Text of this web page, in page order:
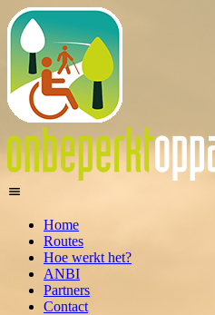
Home
Routes
Hoe werkt het?
ANBI
Partners
Contact